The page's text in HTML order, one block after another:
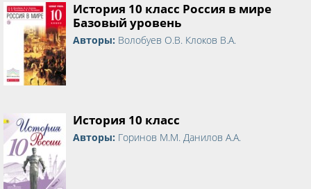
История 10 класс Россия в мире
Базовый уровень
Авторы: Волобуев О.В. Клоков В.А.
История 10 класс
Авторы: Горинов М.М. Данилов А.А.